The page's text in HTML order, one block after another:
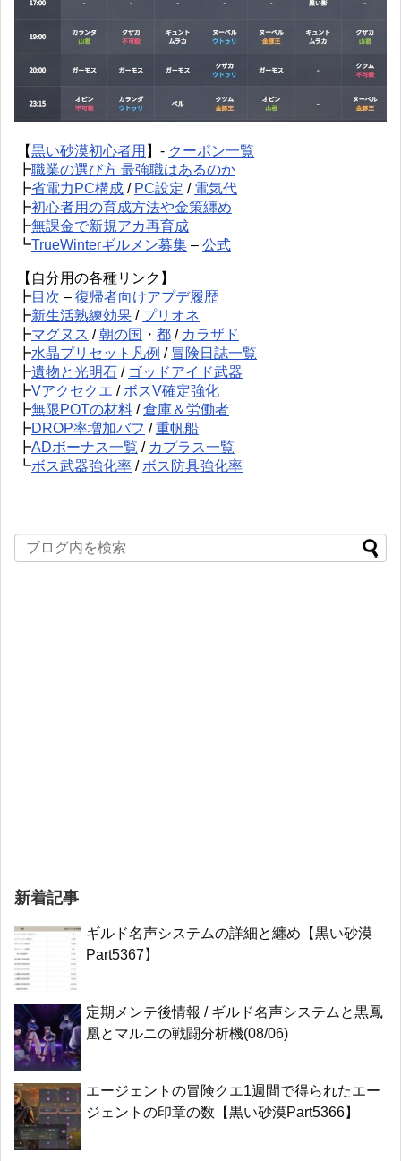
【黒い砂漠初心者用 】- クーポン一覧
┣職業の選び方 最強職はあるのか
┣省電力PC構成 / PC設定 / 電気代
┣初心者用の育成方法や金策纏め
┣無課金で新規アカ再育成
┗TrueWinterギルメン募集 – 公式
【自分用の各種リンク】
┣目次 – 復帰者向けアプデ履歴
┣新生活熟練効果 / プリオネ
┣マグヌス /朝の国 ・ 都 / カラザド
┣水晶プリセット凡例 / 冒険日誌一覧
┣遺物と光明石 / ゴッドアイド武器
┣Vアクセクエ / ボスV確定強化
┣無限POTの材料 /倉庫＆労働者
┣DROP率増加バフ /重帆船
┣ADボーナス一覧 / カプラス一覧
┗ボス武器強化率 / ボス防具強化率
新着記事
ギルド名声システムの詳細と纏め【黒い砂漠
Part5367】
定期メンテ後情報 / ギルド名声システムと黒鳳
凰とマルニの戦闘分析機(08/06)
エージェントの冒険クエ1週間で得られたエー
ジェントの印章の数【黒い砂漠Part5366】